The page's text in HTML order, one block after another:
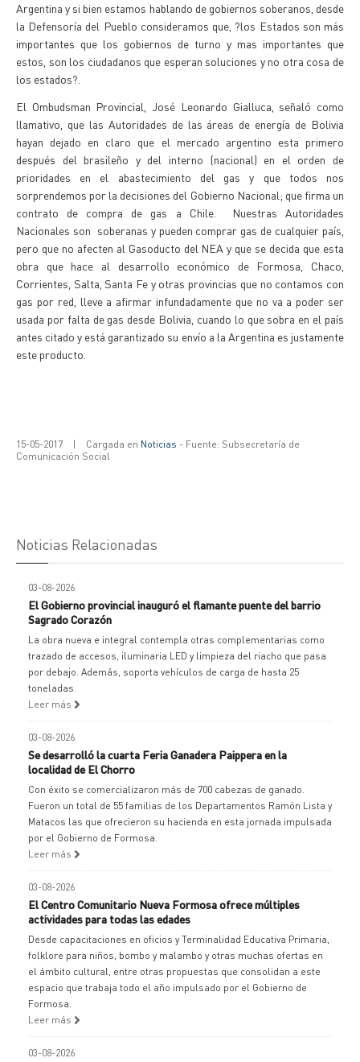
Argentina y si bien estamos hablando de gobiernos soberanos, desde
la Defensoría del Pueblo consideramos que, ?los Estados son más
importantes que los gobiernos de turno y mas importantes que
estos, son los ciudadanos que esperan soluciones y no otra cosa de
los estados?.
El Ombudsman Provincial, José Leonardo Gialluca, señaló como
llamativo, que las Autoridades de las áreas de energía de Bolivia
hayan dejado en claro que el mercado argentino esta primero
después del brasileño y del interno (nacional) en el orden de
prioridades en el abastecimiento del gas y que todos nos
sorprendemos por la decisiones del Gobierno Nacional; que firma un
contrato de compra de gas a Chile. Nuestras Autoridades
Nacionales son soberanas y pueden comprar gas de cualquier país,
pero que no afecten al Gasoducto del NEA y que se decida que esta
obra que hace al desarrollo económico de Formosa, Chaco,
Corrientes, Salta, Santa Fe y otras provincias que no contamos con
gas por red, lleve a afirmar infundadamente que no va a poder ser
usada por falta de gas desde Bolivia, cuando lo que sobra en el país
antes citado y está garantizado su envío a la Argentina es justamente
este producto.
15-05-2017 | Cargada en Noticias - Fuente: Subsecretaría de
Comunicación Social
Noticias Relacionadas
03-08-2026
El Gobierno provincial inauguró el flamante puente del barrio
Sagrado Corazón
La obra nueva e integral contempla otras complementarias como
trazado de accesos, iluminaria LED y limpieza del riacho que pasa
por debajo. Además, soporta vehículos de carga de hasta 25
toneladas.
Leer más
03-08-2026
Se desarrolló la cuarta Feria Ganadera Paippera en la
localidad de El Chorro
Con éxito se comercializaron más de 700 cabezas de ganado.
Fueron un total de 55 familias de los Departamentos Ramón Lista y
Matacos las que ofrecieron su hacienda en esta jornada impulsada
por el Gobierno de Formosa.
Leer más
03-08-2026
El Centro Comunitario Nueva Formosa ofrece múltiples
actividades para todas las edades
Desde capacitaciones en oficios y Terminalidad Educativa Primaria,
folklore para niños, bombo y malambo y otras muchas ofertas en
el ámbito cultural, entre otras propuestas que consolidan a este
espacio que trabaja todo el año impulsado por el Gobierno de
Formosa.
Leer más
03-08-2026